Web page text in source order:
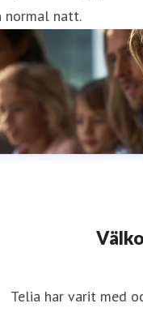
normal natt.
Telia har varit med